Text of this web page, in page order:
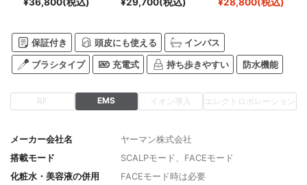
保証付き 頭皮にも使える インバス
ブラシタイプ 充電式 持ち歩きやすい 防水機能
RF EMS イオン導入 エレクトロポレーション
メーカー会社名
ヤーマン株式会社
搭載モード
SCALPモード、FACEモード
化粧水・美容液の併用
FACEモード時は必要